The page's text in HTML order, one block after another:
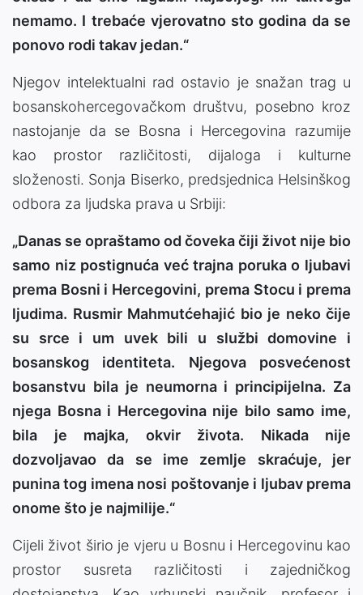
nemamo. I trebaće vjerovatno sto godina da se
ponovo rodi takav jedan.“
Njegov intelektualni rad ostavio je snažan trag u
bosanskohercegovačkom društvu, posebno kroz
nastojanje da se Bosna i Hercegovina razumije
kao prostor različitosti, dijaloga i kulturne
složenosti. Sonja Biserko, predsjednica Helsinškog
odbora za ljudska prava u Srbiji:
„Danas se opraštamo od čoveka čiji život nije bio
samo niz postignuća već trajna poruka o ljubavi
prema Bosni i Hercegovini, prema Stocu i prema
ljudima. Rusmir Mahmutćehajić bio je neko čije
su srce i um uvek bili u službi domovine i
bosanskog identiteta. Njegova posvećenost
bosanstvu bila je neumorna i principijelna. Za
njega Bosna i Hercegovina nije bilo samo ime,
bila je majka, okvir života. Nikada nije
dozvoljavao da se ime zemlje skraćuje, jer
punina tog imena nosi poštovanje i ljubav prema
onome što je najmilije.“
Cijeli život širio je vjeru u Bosnu i Hercegovinu kao
prostor susreta različitosti i zajedničkog